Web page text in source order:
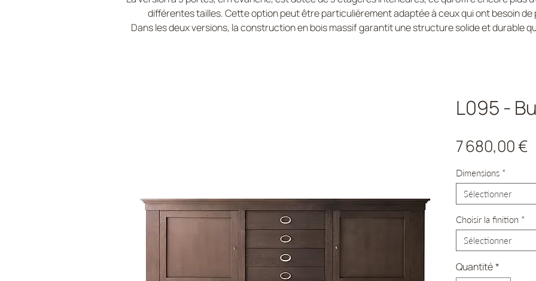
différentes tailles. Cette option peut être particulièrement adaptée à ceux qui ont besoin de
Dans les deux versions, la construction en bois massif garantit une structure solide et durable
L095 -
7 680,00 €
Dimensions *
Sélectionner
Choisir la finition *
Sélectionner
Quantité*